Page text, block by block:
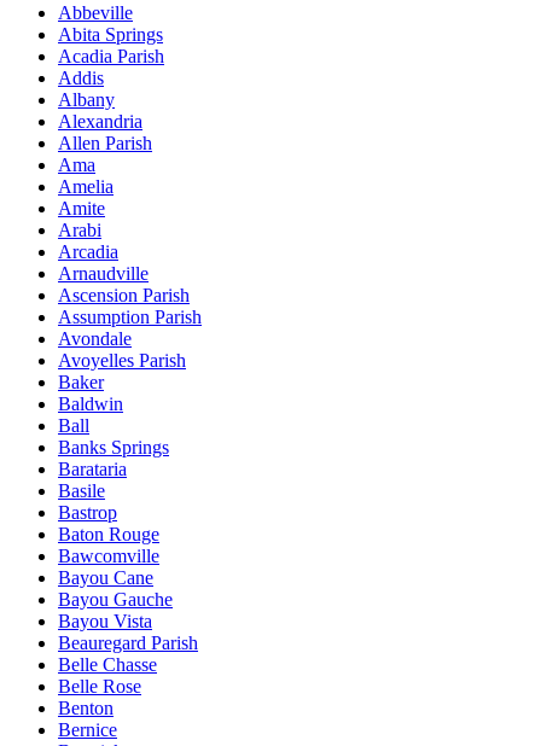
Abbeville
Abita Springs
Acadia Parish
Addis
Albany
Alexandria
Allen Parish
Ama
Amelia
Amite
Arabi
Arcadia
Arnaudville
Ascension Parish
Assumption Parish
Avondale
Avoyelles Parish
Baker
Baldwin
Ball
Banks Springs
Barataria
Basile
Bastrop
Baton Rouge
Bawcomville
Bayou Cane
Bayou Gauche
Bayou Vista
Beauregard Parish
Belle Chasse
Belle Rose
Benton
Bernice